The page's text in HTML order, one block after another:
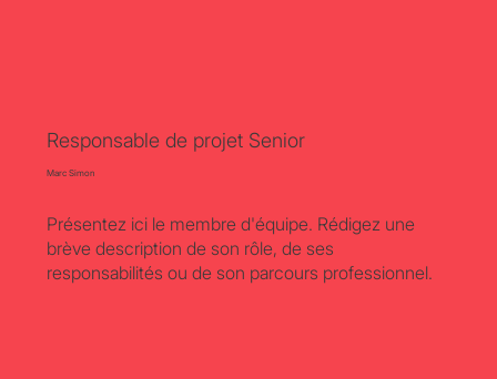
Responsable de projet Senior
Marc Simon
Présentez ici le membre d'équipe. Rédigez une
brève description de son rôle, de ses
responsabilités ou de son parcours professionnel.